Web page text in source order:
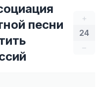
+
24
–
песни